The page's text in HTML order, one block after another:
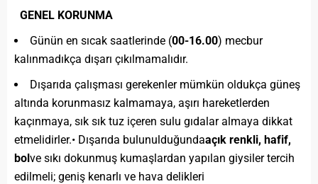
GENEL KORUNMA
Günün en sıcak saatlerinde (00-16.00) mecbur
kalınmadıkça dışarı çıkılmamalıdır.
Dışarıda çalışması gerekenler mümkün oldukça güneş
altında korunmasız kalmamaya, aşırı hareketlerden
kaçınmaya, sık sık tuz içeren sulu gıdalar almaya dikkat
etmelidirler.• Dışarıda bulunulduğundaaçık renkli, hafif,
bolve sıkı dokunmuş kumaşlardan yapılan giysiler tercih
edilmeli; geniş kenarlı ve hava delikleri